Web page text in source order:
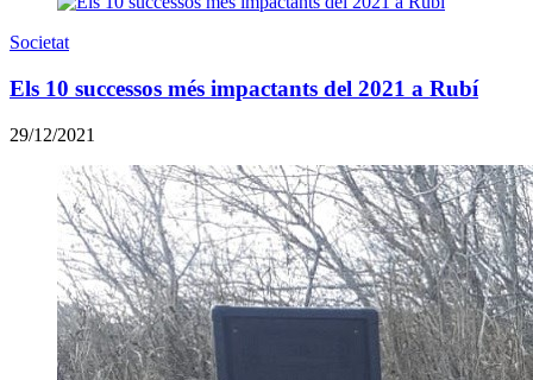
Societat
Els 10 successos més impactants del 2021 a Rubí
29/12/2021